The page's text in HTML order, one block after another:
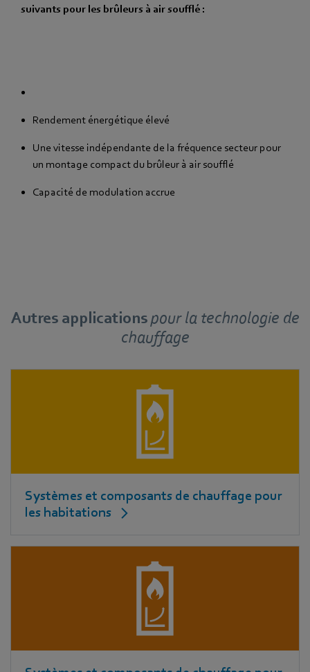
suivants pour les brûleurs à air soufflé :
Rendement énergétique élevé
Une vitesse indépendante de la fréquence secteur pour
un montage compact du brûleur à air soufflé
Capacité de modulation accrue
Autres applicationspourla technologie de
chauffage
Systèmes et composants de chauffage pour
les habitations